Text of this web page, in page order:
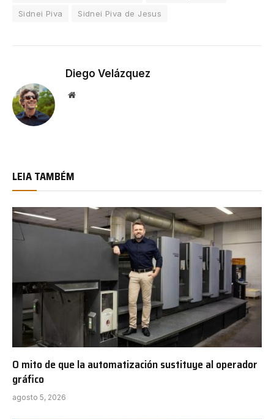
Sidnei Piva
Sidnei Piva de Jesus
Diego Velázquez
Website
LEIA TAMBÉM
O mito de que la automatización sustituye al operador
gráfico
agosto 5, 2026